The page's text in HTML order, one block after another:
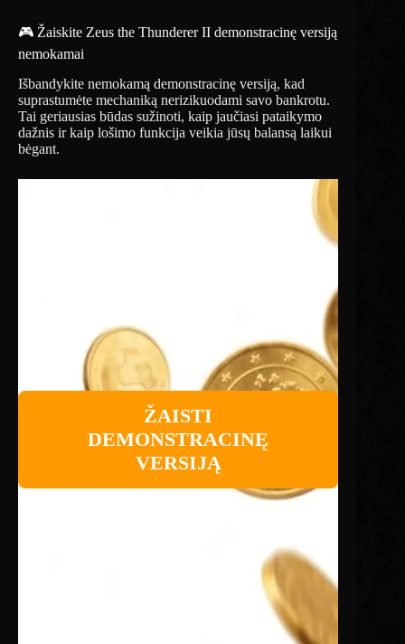
🎮 Žaiskite Zeus the Thunderer II demonstracinę versiją
nemokamai
Išbandykite nemokamą demonstracinę versiją, kad
suprastumėte mechaniką nerizikuodami savo bankrotu.
Tai geriausias būdas sužinoti, kaip jaučiasi pataikymo
dažnis ir kaip lošimo funkcija veikia jūsų balansą laikui
bėgant.
ŽAISTI
DEMONSTRACINĘ
VERSIJĄ